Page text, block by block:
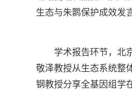
生态与朱鹮保护成效发
学术报告环节，北
敬泽教授从生态系统整
钢教授分享全基因组学